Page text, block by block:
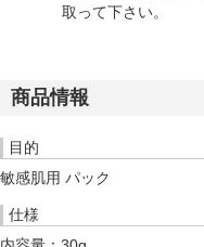
取って下さい。
商品情報
目的
敏感肌用 パック
仕様